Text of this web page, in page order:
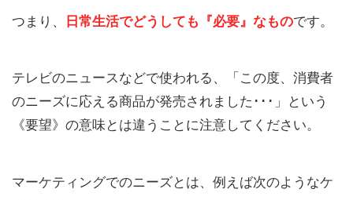
つまり、 日常生活でどうしても『必要』なものです。
テレビのニュースなどで使われる、「この度、消費者
のニーズに応える商品が発売されました･･･」という
《要望》の意味とは違うことに注意してください。
マーケティングでのニーズとは、例えば次のようなケ